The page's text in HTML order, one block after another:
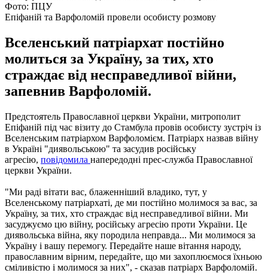
Фото: ПЦУ
Епіфаній та Варфоломій провели особисту розмову
Вселенський патріархат постійно
молиться за Україну, за тих, хто
страждає від несправедливої війни,
запевнив Варфоломій.
Предстоятель Православної церкви України, митрополит
Епіфаній під час візиту до Стамбула провів особисту зустріч із
Вселенським патріархом Варфоломієм. Патріарх назвав війну
в Україні "диявольською" та засудив російську
агресію, повідомила напередодні прес-служба Православної
церкви України.
"Ми раді вітати вас, блаженніший владико, тут, у
Вселенському патріархаті, де ми постійно молимося за вас, за
Україну, за тих, хто страждає від несправедливої війни. Ми
засуджуємо цю війну, російську агресію проти України. Це
диявольська війна, яку породила неправда... Ми молимося за
Україну і вашу перемогу. Передайте наше вітання народу,
православним вірним, передайте, що ми захоплюємося їхньою
сміливістю і молимося за них", - сказав патріарх Варфоломій.